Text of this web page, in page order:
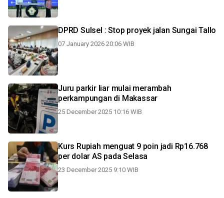
DPRD Sulsel : Stop proyek jalan Sungai Tallo
07 January 2026 20:06 WIB
Juru parkir liar mulai merambah
perkampungan di Makassar
25 December 2025 10:16 WIB
Kurs Rupiah menguat 9 poin jadi Rp16.768
per dolar AS pada Selasa
23 December 2025 9:10 WIB